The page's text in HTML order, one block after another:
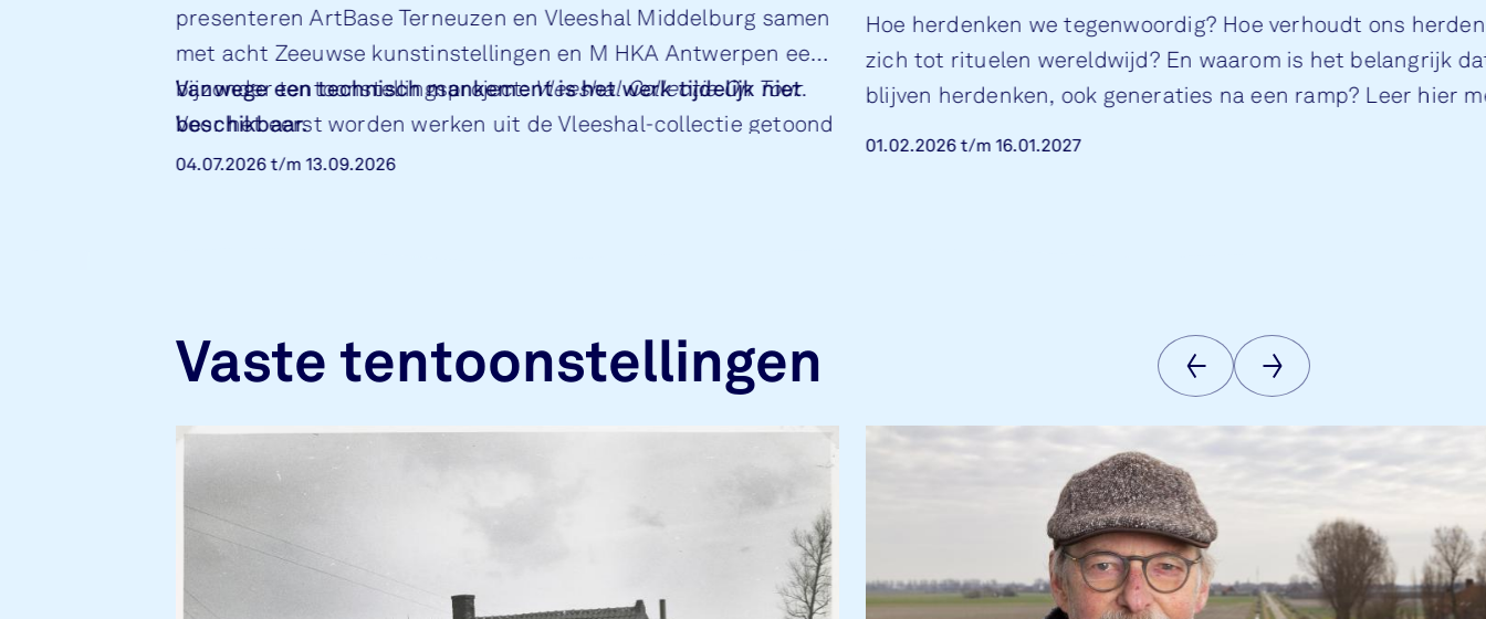
presenteren ArtBase Terneuzen en Vleeshal Middelburg samen
met acht Zeeuwse kunstinstellingen en M HKA Antwerpen een
bijzonder tentoonstellingsproject:Vleeshal Collectie On Tour.
Voor het eerst worden werken uit de Vleeshal-collectie getoond
op tien locaties, verspreid over heel Zeeland.
Vanwege een technisch mankement is het werk tijdelijk niet
beschikbaar.
04.07.2026 t/m 13.09.2026
Hoe herdenken we tegenwoordig? Hoe verhoudt ons
zich tot rituelen wereldwijd? En waarom is het belangrijk
blijven herdenken, ook generaties na een ramp? Leer hier
01.02.2026 t/m 16.01.2027
Vaste tentoonstellingen
Vorige
afbeelding
Volgende
afbeelding